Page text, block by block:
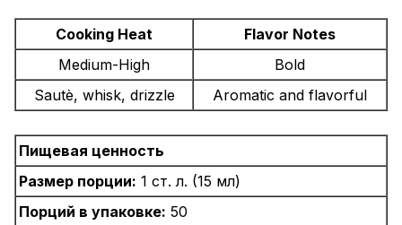
Cooking Heat
Flavor Notes
Medium-High
Bold
Sautѐ, whisk, drizzle
Aromatic and flavorful
Пищевая ценность
Размер порции: 1 ст. л. (15 мл)
Порций в упаковке: 50